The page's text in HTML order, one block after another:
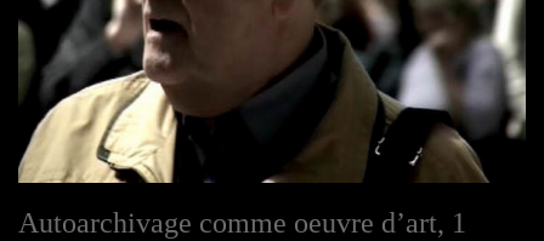
Autoarchivage comme oeuvre d’art, 1